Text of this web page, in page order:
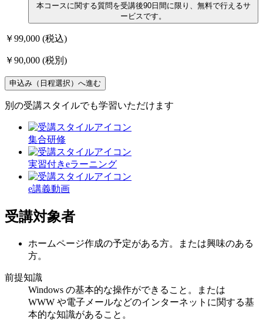
本コースに関する質問を受講後90日間に限り、無料で行えるサ
ービスです。
￥99,000 (税込)
￥90,000 (税別)
申込み（日程選択）へ進む
別の受講スタイルでも学習いただけます
集合研修
実習付きeラーニング
e講義動画
受講対象者
ホームページ作成の予定がある方。または興味のある
方。
前提知識
Windows の基本的な操作ができること。または
WWW や電子メールなどのインターネットに関する基
本的な知識があること。